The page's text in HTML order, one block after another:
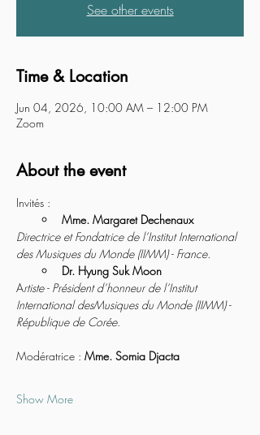
See other events
Time & Location
Jun 04, 2026, 10:00 AM – 12:00 PM
Zoom
About the event
Invités :
Mme. Margaret Dechenaux
Directrice et Fondatrice de l’Institut International
des Musiques du Monde (IIMM) - France.
Dr. Hyung Suk Moon
Artiste - Président d’honneur de l’Institut
International desMusiques du Monde (IIMM) -
République de Corée.
Modératrice : Mme. Somia Djacta
Show More